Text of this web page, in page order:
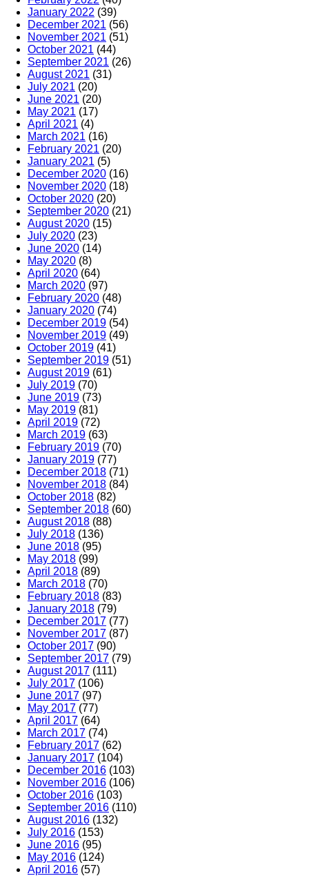
January 2022 (39)
December 2021 (56)
November 2021 (51)
October 2021 (44)
September 2021 (26)
August 2021 (31)
July 2021 (20)
June 2021 (20)
May 2021 (17)
April 2021 (4)
March 2021 (16)
February 2021 (20)
January 2021 (5)
December 2020 (16)
November 2020 (18)
October 2020 (20)
September 2020 (21)
August 2020 (15)
July 2020 (23)
June 2020 (14)
May 2020 (8)
April 2020 (64)
March 2020 (97)
February 2020 (48)
January 2020 (74)
December 2019 (54)
November 2019 (49)
October 2019 (41)
September 2019 (51)
August 2019 (61)
July 2019 (70)
June 2019 (73)
May 2019 (81)
April 2019 (72)
March 2019 (63)
February 2019 (70)
January 2019 (77)
December 2018 (71)
November 2018 (84)
October 2018 (82)
September 2018 (60)
August 2018 (88)
July 2018 (136)
June 2018 (95)
May 2018 (99)
April 2018 (89)
March 2018 (70)
February 2018 (83)
January 2018 (79)
December 2017 (77)
November 2017 (87)
October 2017 (90)
September 2017 (79)
August 2017 (111)
July 2017 (106)
June 2017 (97)
May 2017 (77)
April 2017 (64)
March 2017 (74)
February 2017 (62)
January 2017 (104)
December 2016 (103)
November 2016 (106)
October 2016 (103)
September 2016 (110)
August 2016 (132)
July 2016 (153)
June 2016 (95)
May 2016 (124)
April 2016 (57)